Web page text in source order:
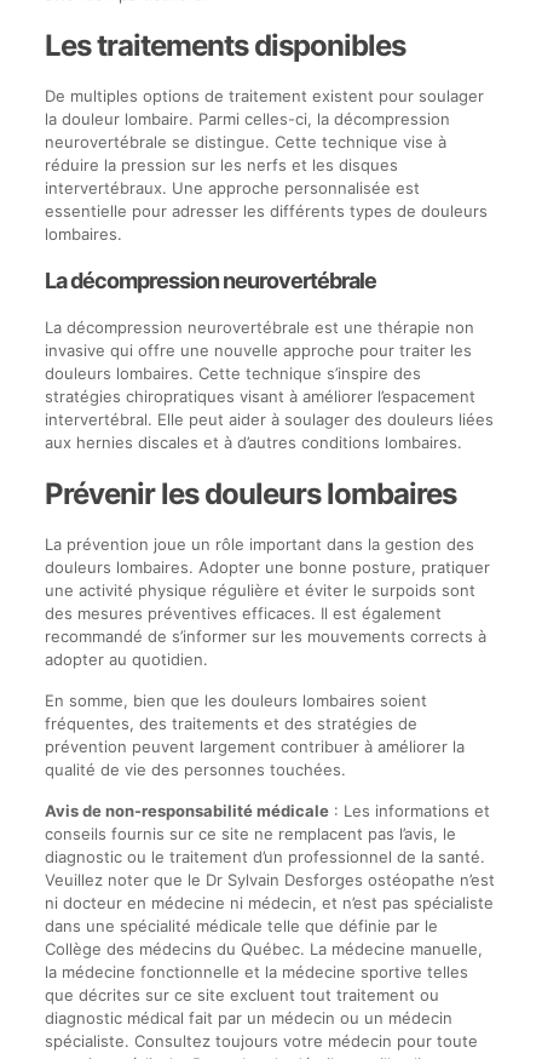
Les traitements disponibles
De multiples options de traitement existent pour soulager
la douleur lombaire. Parmi celles-ci, la décompression
neurovertébrale se distingue. Cette technique vise à
réduire la pression sur les nerfs et les disques
intervertébraux. Une approche personnalisée est
essentielle pour adresser les différents types de douleurs
lombaires.
La décompression neurovertébrale
La décompression neurovertébrale est une thérapie non
invasive qui offre une nouvelle approche pour traiter les
douleurs lombaires. Cette technique s’inspire des
stratégies chiropratiques visant à améliorer l’espacement
intervertébral. Elle peut aider à soulager des douleurs liées
aux hernies discales et à d’autres conditions lombaires.
Prévenir les douleurs lombaires
La prévention joue un rôle important dans la gestion des
douleurs lombaires. Adopter une bonne posture, pratiquer
une activité physique régulière et éviter le surpoids sont
des mesures préventives efficaces. Il est également
recommandé de s’informer sur les mouvements corrects à
adopter au quotidien.
En somme, bien que les douleurs lombaires soient
fréquentes, des traitements et des stratégies de
prévention peuvent largement contribuer à améliorer la
qualité de vie des personnes touchées.
Avis de non-responsabilité médicale: Les informations et
conseils fournis sur ce site ne remplacent pas l’avis, le
diagnostic ou le traitement d’un professionnel de la santé.
Veuillez noter que le Dr Sylvain Desforges ostéopathe n’est
ni docteur en médecine ni médecin, et n’est pas spécialiste
dans une spécialité médicale telle que définie par le
Collège des médecins du Québec. La médecine manuelle,
la médecine fonctionnelle et la médecine sportive telles
que décrites sur ce site excluent tout traitement ou
diagnostic médical fait par un médecin ou un médecin
spécialiste. Consultez toujours votre médecin pour toute